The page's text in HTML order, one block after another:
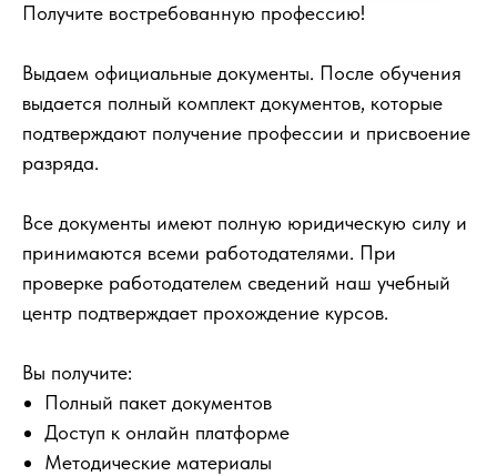
Получите востребованную профессию!
Выдаем официальные документы. После обучения
выдается полный комплект документов, которые
подтверждают получение профессии и присвоение
разряда.
Все документы имеют полную юридическую силу и
принимаются всеми работодателями. При
проверке работодателем сведений наш учебный
центр подтверждает прохождение курсов.
Вы получите:
Полный пакет документов
Доступ к онлайн платформе
Методические материалы